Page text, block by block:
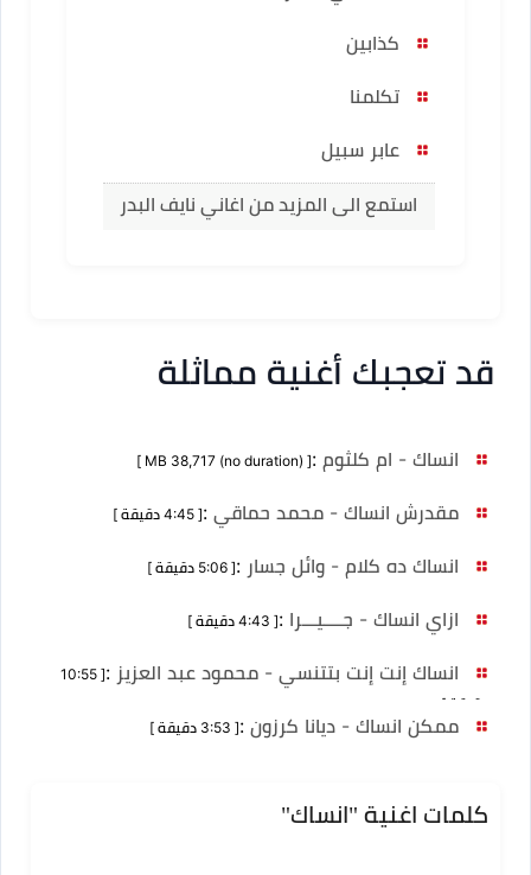
كذابين
تكلمنا
عابر سبيل
استمع الى المزيد من اغاني نايف البدر
قد تعجبك أغنية مماثلة
انساك - ام كلثوم :
[ MB 38,717 (no duration) ]
مقدرش انساك - محمد حماقي :[ 4:45 دقيقة ]
انساك ده كلام - وائل جسار :[ 5:06 دقيقة ]
ازاي انساك - جــــيـــرا :[ 4:43 دقيقة ]
انساك إنت إنت بتتنسي - محمود عبد العزيز :
[ 10:55
دقيقة ]
ممكن انساك - ديانا كرزون :[ 3:53 دقيقة ]
كلمات اغنية "انساك"